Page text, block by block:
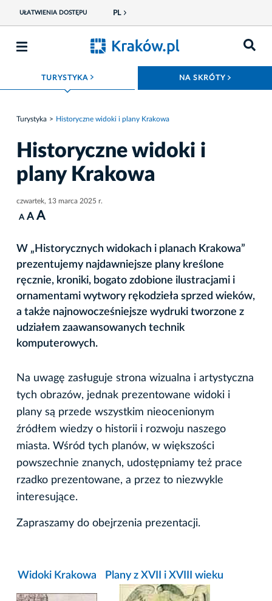
UŁATWIENIA DOSTĘPU PL
TURYSTYKA ROZWIŃ MENU NA SKRÓTY
Turystyka Historyczne widoki i plany Krakowa
Historyczne widoki i
plany Krakowa
czwartek, 13 marca 2025 r.
A A A
W „Historycznych widokach i planach Krakowa”
prezentujemy najdawniejsze plany kreślone
ręcznie, kroniki, bogato zdobione ilustracjami i
ornamentami wytwory rękodzieła sprzed wieków,
a także najnowocześniejsze wydruki tworzone z
udziałem zaawansowanych technik
komputerowych.
Na uwagę zasługuje strona wizualna i artystyczna
tych obrazów, jednak prezentowane widoki i
plany są przede wszystkim nieocenionym
źródłem wiedzy o historii i rozwoju naszego
miasta. Wśród tych planów, w większości
powszechnie znanych, udostępniamy też prace
rzadko prezentowane, a przez to niezwykle
interesujące.
Zapraszamy do obejrzenia prezentacji.
Widoki Krakowa Plany z XVII i XVIII wieku